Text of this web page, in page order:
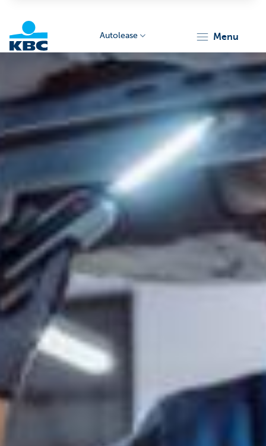
Autolease menu